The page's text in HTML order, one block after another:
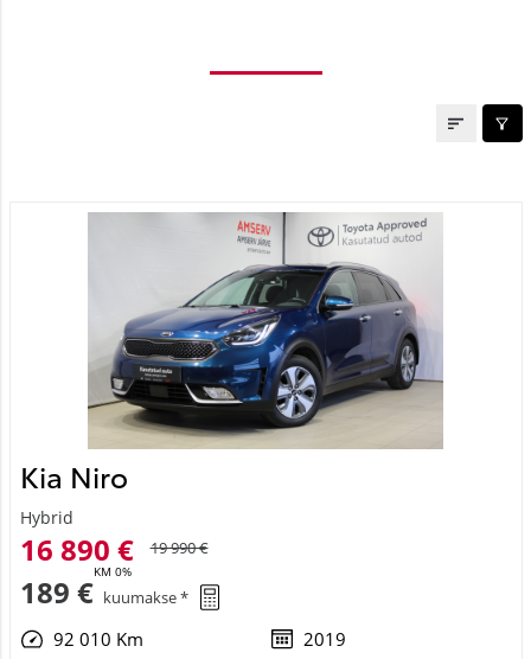
Kia Niro
Hybrid
16 890 €
KM 0%
19 990 €
189 € kuumakse *
92 010 Km
2019